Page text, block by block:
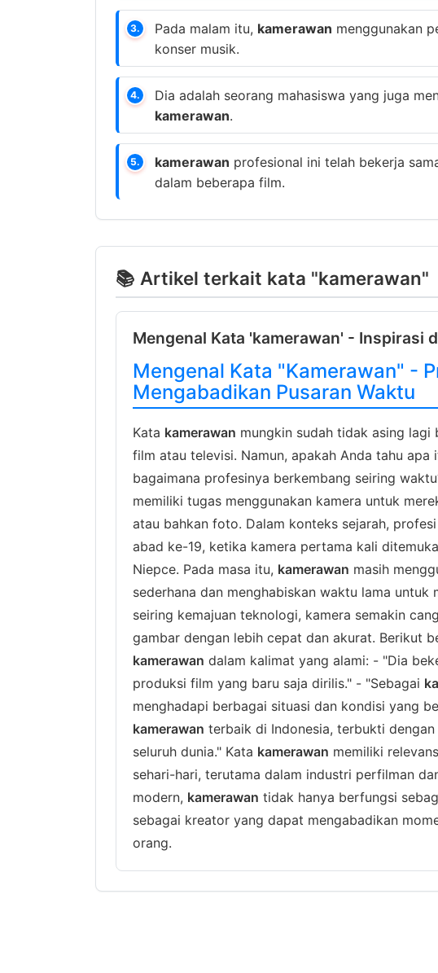
3. Pada malam itu, kamerawan menggunakan
konser musik.
4.
Dia adalah seorang mahasiswa yang juga
kamerawan.
5. kamerawan profesional ini telah bekerja
dalam beberapa film.
📚 Artikel terkait kata "kamerawan"
Mengenal Kata 'kamerawan' - Inspirasi
Mengenal Kata "Kamerawan" -
Mengabadikan Pusaran Waktu
Kata kamerawan mungkin sudah tidak asing
film atau televisi. Namun, apakah Anda tahu apa
bagaimana profesinya berkembang seiring
memiliki tugas menggunakan kamera untuk
atau bahkan foto. Dalam konteks sejarah, profesi
abad ke-19, ketika kamera pertama kali
Niepce. Pada masa itu, kamerawan masih
sederhana dan menghabiskan waktu lama untuk
seiring kemajuan teknologi, kamera semakin
gambar dengan lebih cepat dan akurat. Berikut
kamerawan dalam kalimat yang alami: - "Dia
produksi film yang baru saja dirilis." - "Sebagai
menghadapi berbagai situasi dan kondisi yang
kamerawan terbaik di Indonesia, terbukti
seluruh dunia." Kata kamerawan memiliki
sehari-hari, terutama dalam industri perfilman
modern, kamerawan tidak hanya berfungsi
sebagai kreator yang dapat mengabadikan
orang.